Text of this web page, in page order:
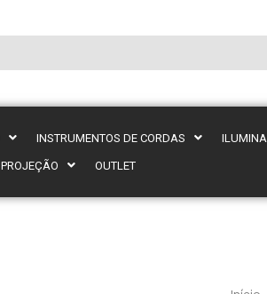
INSTRUMENTOS DE CORDAS
PROJEÇÃO OUTLET